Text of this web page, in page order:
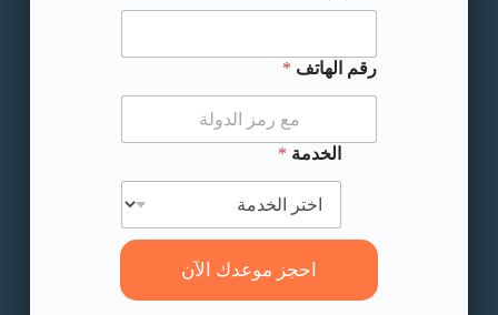
رقم الهاتف *
الخدمة *
احجز موعدك الآن